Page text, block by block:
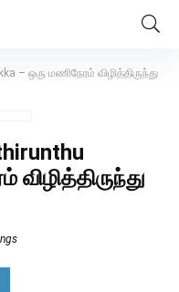
– ஒரு மணிநேரம் விழித்திருந்து